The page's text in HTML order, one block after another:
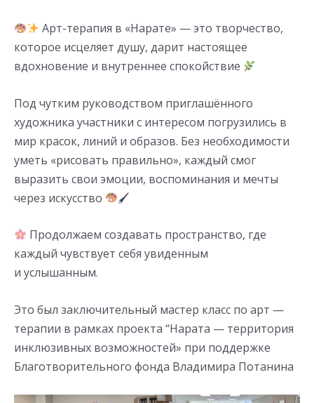
Арт-терапия в «Нарате» — это творчество,
которое исцеляет душу, дарит настоящее
вдохновение и внутреннее спокойствие
Под чутким руководством приглашённого
художника участники с интересом погрузились в
мир красок, линий и образов. Без необходимости
уметь «рисовать правильно», каждый смог
выразить свои эмоции, воспоминания и мечты
через искусство
🖌
Продолжаем создавать пространство, где
каждый чувствует себя увиденным
и услышанным.
Это был заключительный мастер класс по арт —
терапии в рамках проекта “Нарата — территория
инклюзивных возможностей» при поддержке
Благотворительного фонда Владимира Потанина